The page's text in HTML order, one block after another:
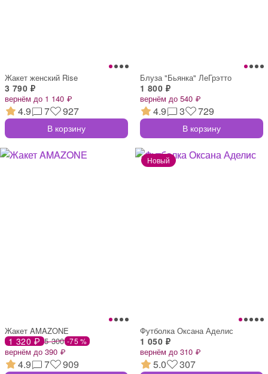
Жакет женский Rise
3 790 ₽
вернём до 1 140 ₽
4.9 7 927
В корзину
Блуза "Бьянка" ЛеГрэтто
1 800 ₽
вернём до 540 ₽
4.9 3 729
В корзину
Жакет AMAZONE
1 320 ₽ 5 300 -75 %
вернём до 390 ₽
4.9 7 909
Футболка Оксана Аделис
1 050 ₽
вернём до 310 ₽
5.0 307